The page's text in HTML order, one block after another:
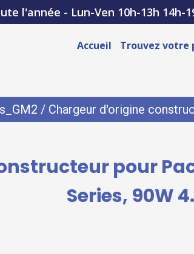
l'année - Lun-Ven 10h-13h 14h-
Accueil Trouvez votre
/ Chargeur d'origine
pour
Series, 90W